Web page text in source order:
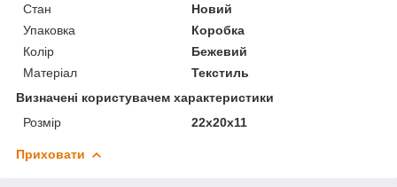
Стан
Новий
Упаковка
Коробка
Колір
Бежевий
Матеріал
Текстиль
Визначені користувачем характеристики
Розмір
22x20x11
Приховати